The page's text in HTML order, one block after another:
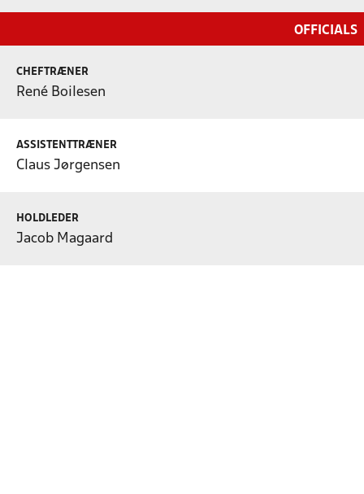
OFFICIALS
CHEFTRÆNER
René Boilesen
ASSISTENTTRÆNER
Claus Jørgensen
HOLDLEDER
Jacob Magaard